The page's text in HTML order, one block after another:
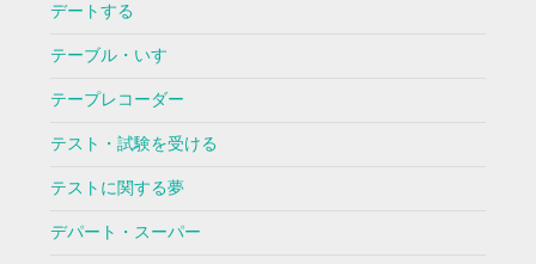
デートする
テーブル・いす
テープレコーダー
テスト・試験を受ける
テストに関する夢
デパート・スーパー